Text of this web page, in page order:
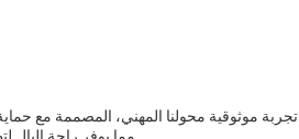
تجربة موثوقية محولنا المهني، المصممة مع حماية